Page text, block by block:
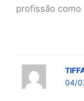
profissão como
04/